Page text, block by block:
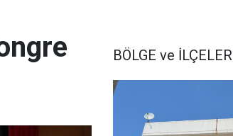
BÖLGE ve İLÇELER